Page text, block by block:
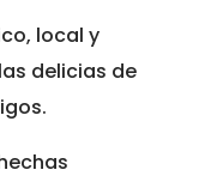
local y
delicias de